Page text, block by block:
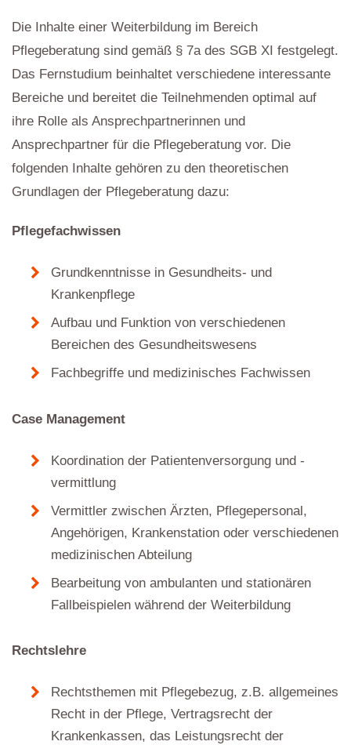
Die Inhalte einer Weiterbildung im Bereich
Pflegeberatung sind gemäß § 7a des SGB XI festgelegt.
Das Fernstudium beinhaltet verschiedene interessante
Bereiche und bereitet die Teilnehmenden optimal auf
ihre Rolle als Ansprechpartnerinnen und
Ansprechpartner für die Pflegeberatung vor. Die
folgenden Inhalte gehören zu den theoretischen
Grundlagen der Pflegeberatung dazu:
Pflegefachwissen
Grundkenntnisse in Gesundheits- und
Krankenpflege
Aufbau und Funktion von verschiedenen
Bereichen des Gesundheitswesens
Fachbegriffe und medizinisches Fachwissen
Case Management
Koordination der Patientenversorgung und -
vermittlung
Vermittler zwischen Ärzten, Pflegepersonal,
Angehörigen, Krankenstation oder verschiedenen
medizinischen Abteilung
Bearbeitung von ambulanten und stationären
Fallbeispielen während der Weiterbildung
Rechtslehre
Rechtsthemen mit Pflegebezug, z.B. allgemeines
Recht in der Pflege, Vertragsrecht der
Krankenkassen, das Leistungsrecht der